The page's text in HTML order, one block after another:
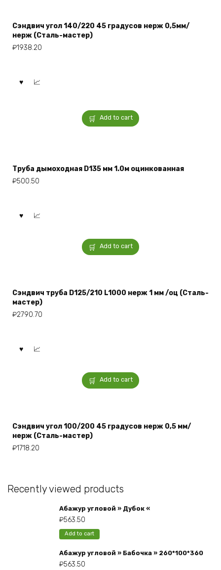
Сэндвич угол 140/220 45 градусов нерж 0,5мм/
нерж (Сталь-мастер)
₽1938.20
Add to cart
Труба дымоходная D135 мм 1.0м оцинкованная
₽500.50
Add to cart
Сэндвич труба D125/210 L1000 нерж 1 мм /оц (Сталь-
мастер)
₽2790.70
Add to cart
Сэндвич угол 100/200 45 градусов нерж 0,5 мм/
нерж (Сталь-мастер)
₽1718.20
Recently viewed products
Абажур угловой » Дубок «
₽563.50
Add to cart
Абажур угловой » Бабочка » 260*100*360
₽563.50